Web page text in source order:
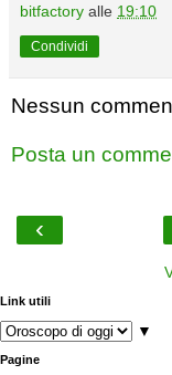
bitfactory alle 19:10
Condividi
Nessun
Posta un
‹
Link utili
▼
Pagine